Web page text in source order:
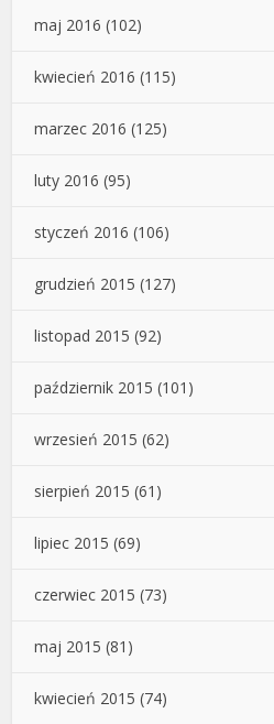
maj 2016 (102)
kwiecień 2016 (115)
marzec 2016 (125)
luty 2016 (95)
styczeń 2016 (106)
grudzień 2015 (127)
listopad 2015 (92)
październik 2015 (101)
wrzesień 2015 (62)
sierpień 2015 (61)
lipiec 2015 (69)
czerwiec 2015 (73)
maj 2015 (81)
kwiecień 2015 (74)